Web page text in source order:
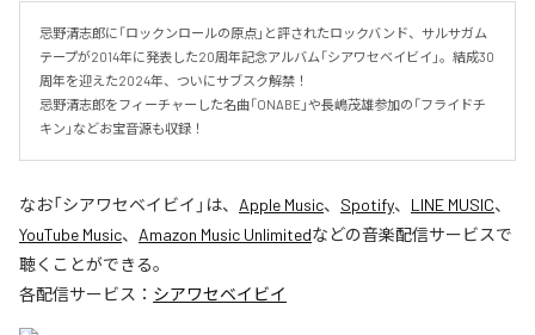
忌野清志郎に「ロックンロールの原点」と評されたロックバンド、サルサガム
テープが2014年に発表した20周年記念アルバム「シアワセベイビイ」。結成30
周年を迎えた2024年、ついにサブスク解禁！
忌野清志郎をフィーチャーした名曲「ONABE」や長嶋茂雄参加の「フライドチ
キン」などお宝音源も収録！
なお「シアワセベイビイ 」は、 Apple Music、 Spotify、 LINE MUSIC、
YouTube Music、 Amazon Music Unlimitedなどの音楽配信サービスで
聴くことができる。
各配信サービス： シアワセベイビイ